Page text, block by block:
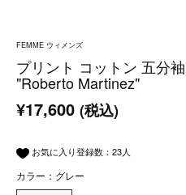
FEMME ウィメンズ
プリント コットン 五分
"Roberto Martinez"
¥17,600 (税込)
お気に入り登録数： 23人
カラー：グレー